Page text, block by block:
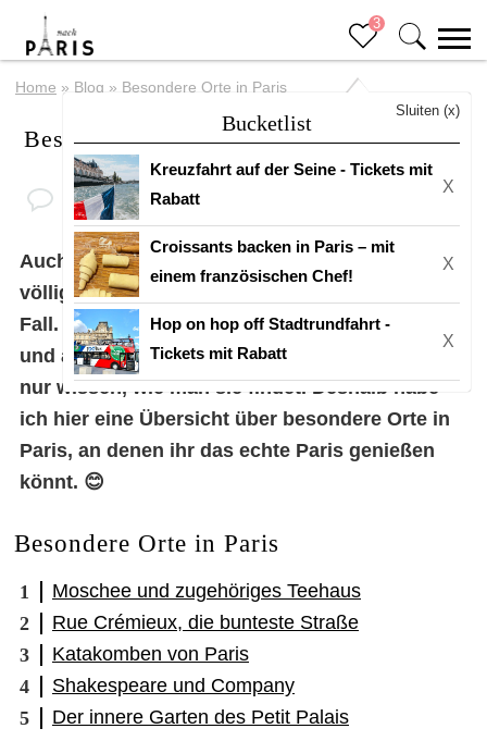
3
Bucketlist
Sluiten (x)
Kreuzfahrt auf der Seine - Tickets mit
Rabatt
X
Croissants backen in Paris – mit
einem französischen Chef!
X
Hop on hop off Stadtrundfahrt -
Tickets mit Rabatt
X
Home » Blog » Besondere Orte in Paris
Besondere Orte in Paris
Auch wenn Paris mit Tausenden von Touristen
völlig überfüllt zu sein scheint, ist dies nicht der
Fall. Es gibt noch so viele schöne, unentdeckte
und außergewöhnliche Orte in Paris. Man muss
nur wissen, wie man sie findet. Deshalb habe
ich hier eine Übersicht über besondere Orte in
Paris, an denen ihr das echte Paris genießen
könnt. 😊
Besondere Orte in Paris
Moschee und zugehöriges Teehaus
Rue Crémieux, die bunteste Straße
Katakomben von Paris
Shakespeare und Company
Der innere Garten des Petit Palais